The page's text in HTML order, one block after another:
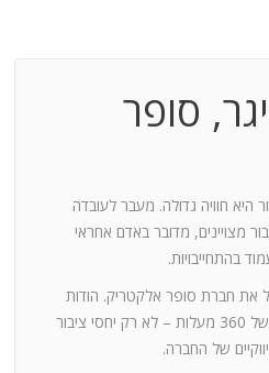
סופר
היא חוויה גדולה. מעבר לעובדה
מצויינים, מדובר באדם אחראי
בהתחייבויות.
את חברת סופר אלקטריק. הודות
לרונן הלל אנו מקבלים שירות של 360 מעלות – לא רק יחסי ציבור
של החברה.